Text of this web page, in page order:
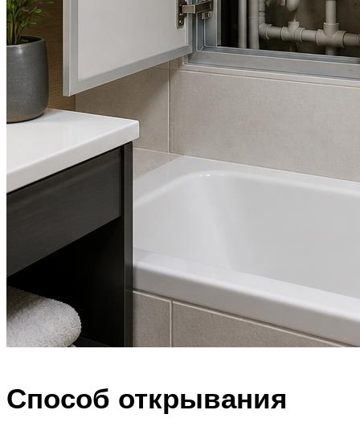
Способ открывания